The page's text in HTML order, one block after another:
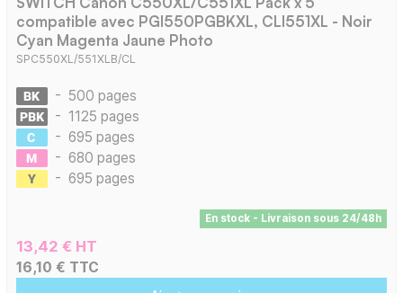
compatible avec PGI550PGBKXL, CLI551XL - Noir
Cyan Magenta Jaune Photo
SPC550XL/551XLB/CL
- 500 pages
- 1125 pages
- 695 pages
- 680 pages
- 695 pages
En stock - Livraison sous 24/48h
13,42 € HT
16,10 € TTC